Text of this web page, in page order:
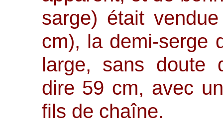
sarge) était
cm), la demi-serge
large, sans doute
dire 59 cm, avec
fils de chaîne.